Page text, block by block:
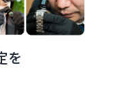
)
して査定しま
を